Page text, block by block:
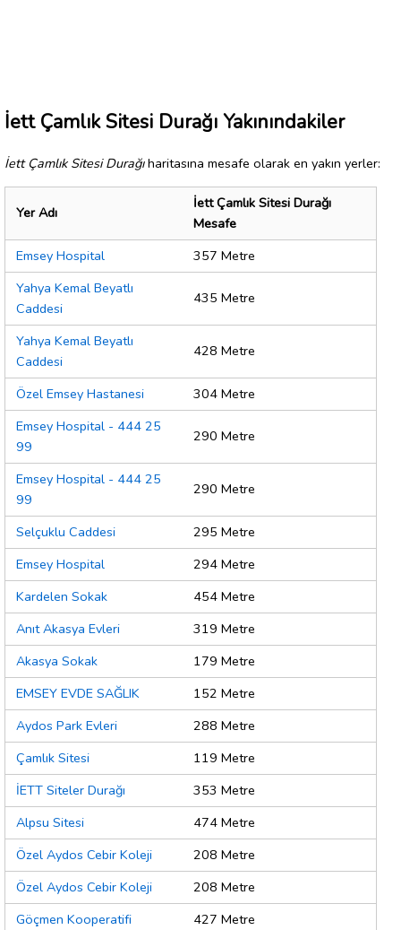
İett Çamlık Sitesi Durağı Yakınındakiler
İett Çamlık Sitesi Durağıharitasına mesafe olarak en yakın yerler:
Yer Adı
İett Çamlık Sitesi Durağı
Mesafe
Emsey Hospital
357 Metre
Yahya Kemal Beyatlı
Caddesi
435 Metre
Yahya Kemal Beyatlı
Caddesi
428 Metre
Özel Emsey Hastanesi
304 Metre
Emsey Hospital - 444 25
99
290 Metre
Emsey Hospital - 444 25
99
290 Metre
Selçuklu Caddesi
295 Metre
Emsey Hospital
294 Metre
Kardelen Sokak
454 Metre
Anıt Akasya Evleri
319 Metre
Akasya Sokak
179 Metre
EMSEY EVDE SAĞLIK
152 Metre
Aydos Park Evleri
288 Metre
Çamlık Sitesi
119 Metre
İETT Siteler Durağı
353 Metre
Alpsu Sitesi
474 Metre
Özel Aydos Cebir Koleji
208 Metre
Özel Aydos Cebir Koleji
208 Metre
Göçmen Kooperatifi
427 Metre